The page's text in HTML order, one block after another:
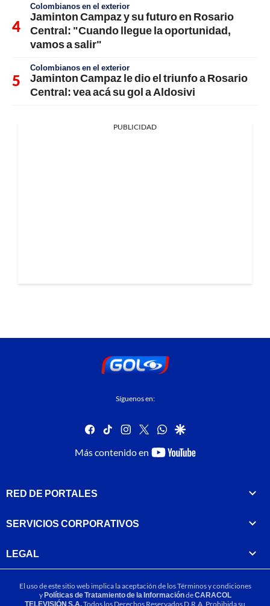
Colombianos en el exterior
Jaminton Campaz y su futuro en Rosario
Central: "Cuando llegue la oportunidad,
vamos a salir"
Colombianos en el exterior
Jaminton Campaz le dio el triunfo a Rosario
Central: vea acá su gol a Aldosivi
PUBLICIDAD
Síguenos en:
facebook
tiktok instagram
twitterwhatsapp
google
Más contenido en
youtube-
RED DE PORTALES
SERVICIOS CORPORATIVOS
LEGAL
El uso de este sitio web implica la aceptación de losTérminos y condiciones
yPolíticas de Tratamiento de la InformacióndeCARACOL
TELEVISIÓN S.A.Todos los Derechos Reservados D.R.A. Prohibida su